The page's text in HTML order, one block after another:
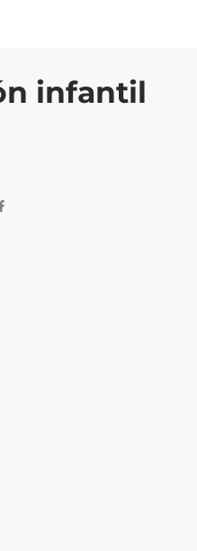
infantil